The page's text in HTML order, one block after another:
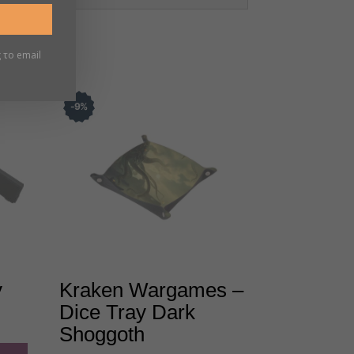
9%
Kraken Wargames –
Dice Tray Dark
Shoggoth
το email